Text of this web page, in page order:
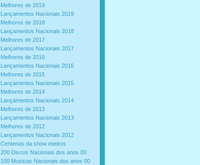
Melhores de 2019
Lançamentos Nacionais 2019
Melhores de 2018
Lançamentos Nacionais 2018
Melhores de 2017
Lançamentos Nacionais 2017
Melhores de 2016
Lançamentos Nacionais 2016
Melhores de 2015
Lançamentos Nacionais 2015
Melhores de 2014
Lançamentos Nacionais 2014
Melhores de 2013
Lançamentos Nacionais 2013
Melhores de 2012
Lançamentos Nacionais 2012
Centenas da show inteiros
200 Discos Nacionais dos anos 00
100 Musicas Nacionais dos anos 00